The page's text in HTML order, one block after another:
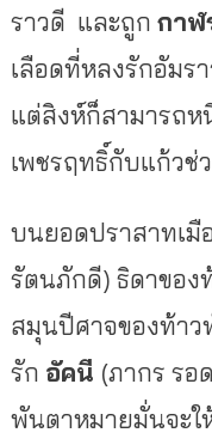
ราวดี และถูก กาฬ
เลือดที่หลงรักอัมร
แต่สิงห์ก็สามารถห
เพชรฤทธิ์กับแก้วช่ว
บนยอดปราสาทเมื
รัตนภักดี) ธิดาขอ
สมุนปีศาจของท้าว
รัก อัคนี (ภากร รอ
พันตาหมายมั่นจะใ